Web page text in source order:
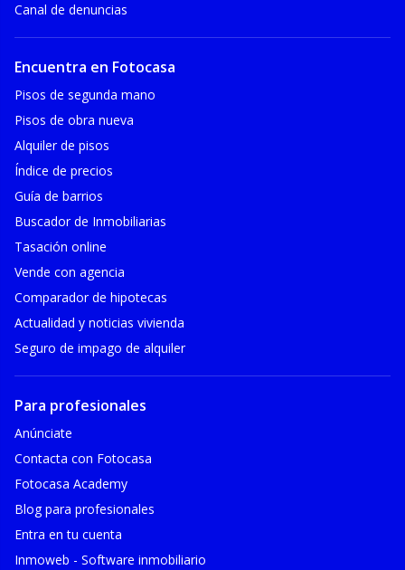
Canal de denuncias
Encuentra en Fotocasa
Pisos de segunda mano
Pisos de obra nueva
Alquiler de pisos
Índice de precios
Guía de barrios
Buscador de Inmobiliarias
Tasación online
Vende con agencia
Comparador de hipotecas
Actualidad y noticias vivienda
Seguro de impago de alquiler
Para profesionales
Anúnciate
Contacta con Fotocasa
Fotocasa Academy
Blog para profesionales
Entra en tu cuenta
Inmoweb - Software inmobiliario